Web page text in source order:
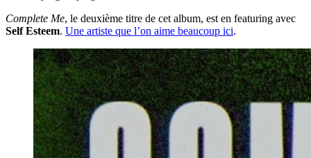
Complete Me, le deuxième titre de cet album, est en featuring avec
Self Esteem. Une artiste que l’on aime beaucoup ici.